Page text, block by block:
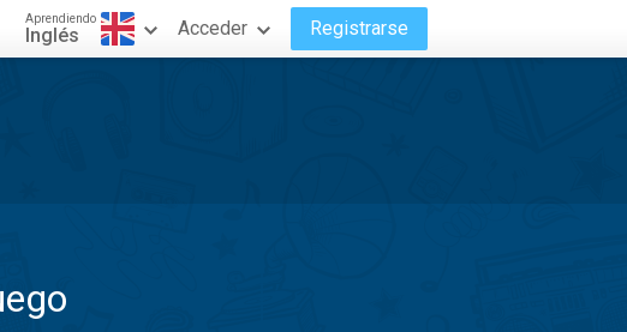
Aprendiendo
Inglés Acceder Registrarse